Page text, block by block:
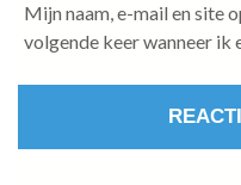
Mijn naam, e-mail en site
volgende keer wanneer ik